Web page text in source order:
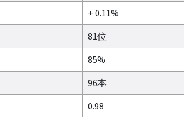
+ 0.11%
81位
85%
96本
0.98